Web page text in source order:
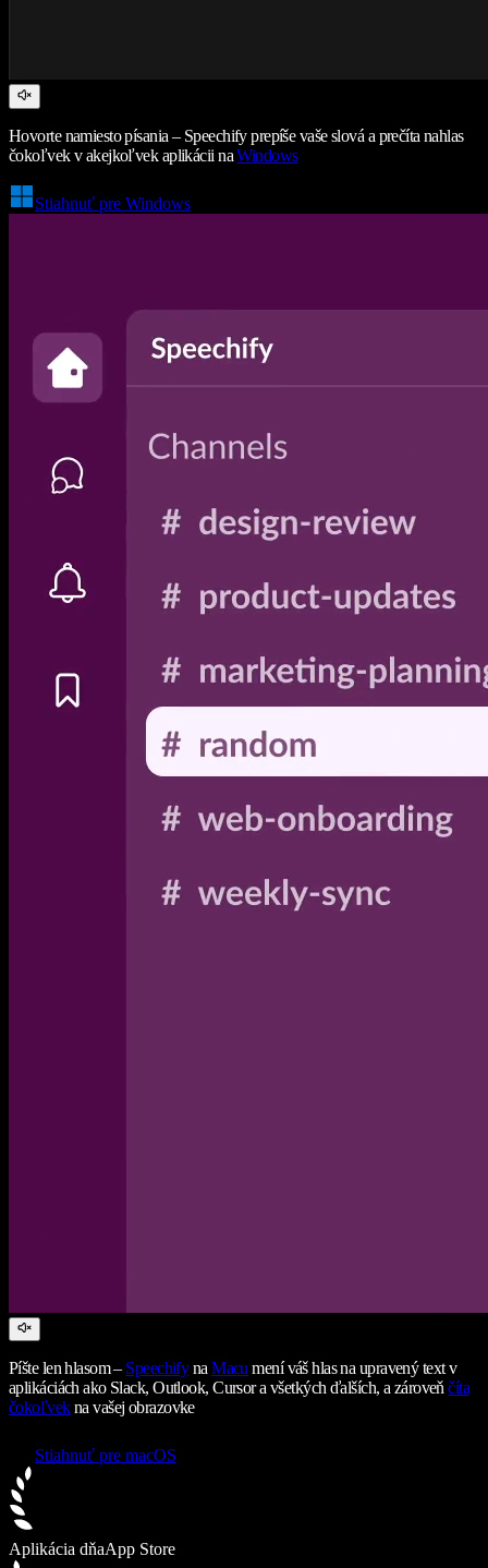
Hovorte namiesto písania – Speechify prepíše vaše slová a prečíta nahlas
čokoľvek v akejkoľvek aplikácii naWindows
Stiahnuť pre Windows
Píšte len hlasom – SpeechifynaMacu mení váš hlas na upravený text v
aplikáciách ako Slack, Outlook, Cursor a všetkých ďalších, a zároveňčíta
čokoľvekna vašej obrazovke
Stiahnuť pre macOS
Aplikácia dňaApp Store